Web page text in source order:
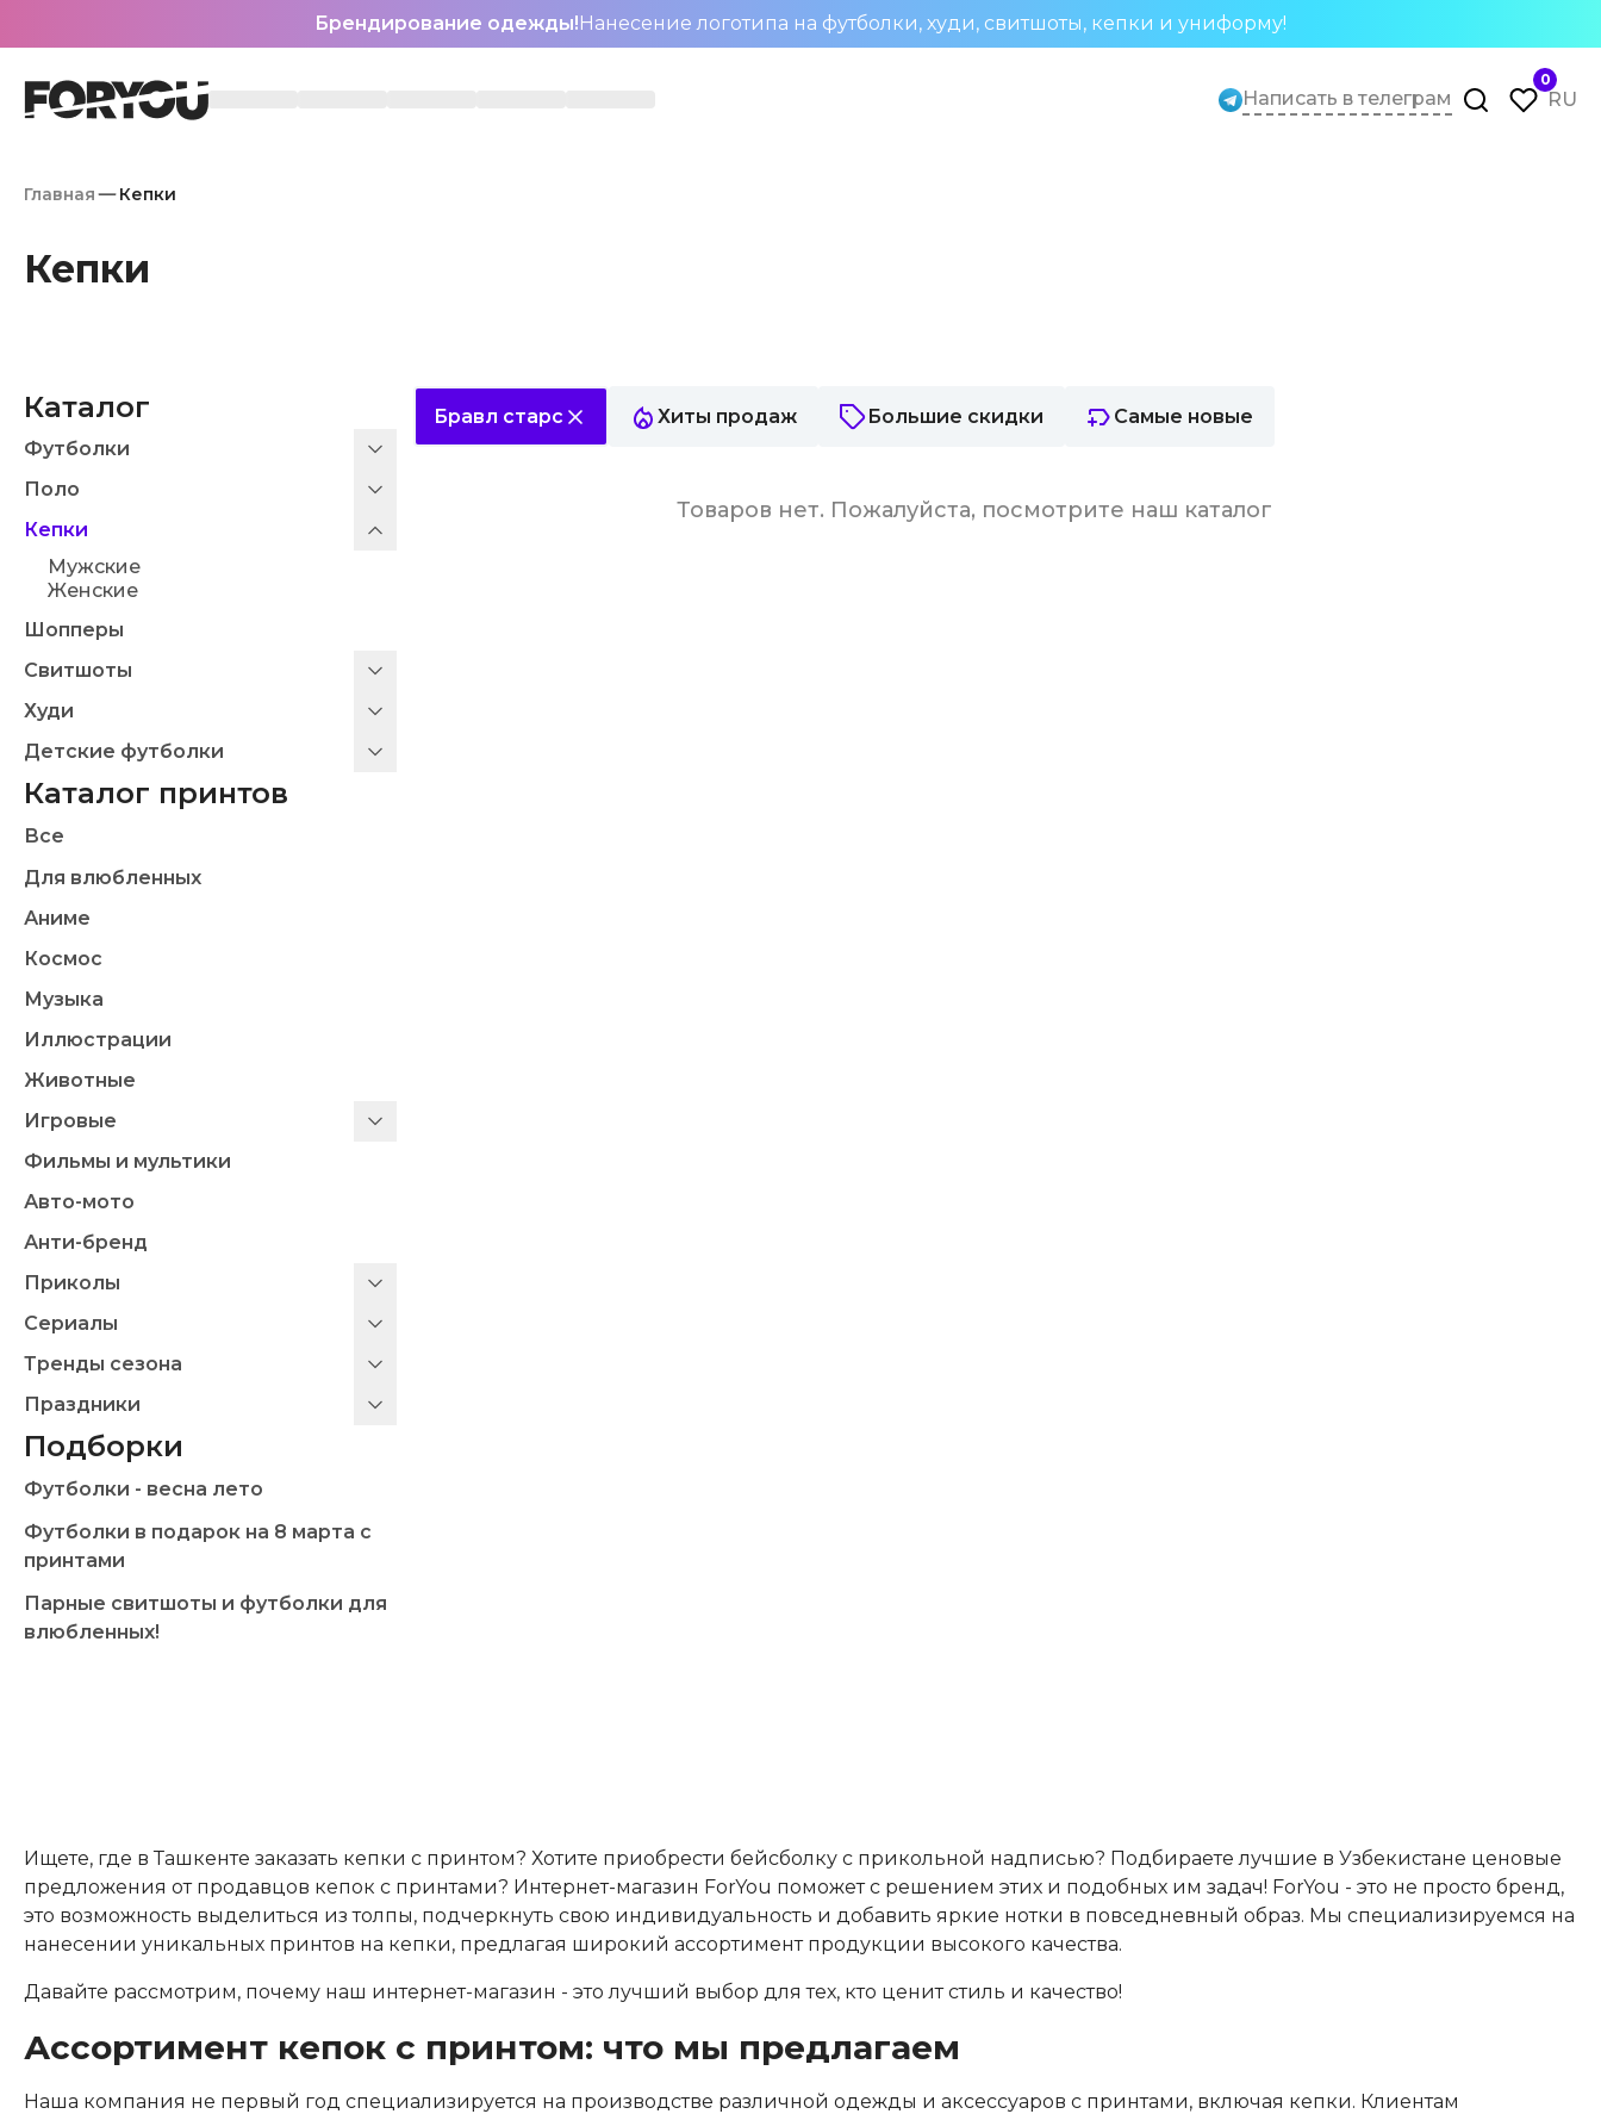
Брендирование одежды!Нанесение логотипа на футболки, худи, свитшоты, кепки и униформу!
Написать в телеграм
0
RU
Главная Кепки
Кепки
Каталог
Футболки
Поло
Кепки
Мужские
Женские
Шопперы
Свитшоты
Худи
Детские футболки
Каталог принтов
Все
Для влюбленных
Аниме
Космос
Музыка
Иллюстрации
Животные
Игровые
Фильмы и мультики
Авто-мото
Анти-бренд
Приколы
Сериалы
Тренды сезона
Праздники
Подборки
Футболки - весна лето
Футболки в подарок на 8 марта с
принтами
Парные свитшоты и футболки для
влюбленных!
Бравл старс Хиты продаж Большие скидки Самые новые
Товаров нет. Пожалуйста, посмотрите наш каталог
Ищете, где в Ташкенте заказать кепки с принтом? Хотите приобрести бейсболку с прикольной надписью? Подбираете лучшие в Узбекистане ценовые
предложения от продавцов кепок с принтами? Интернет-магазин ForYou поможет с решением этих и подобных им задач! ForYou - это не просто бренд,
это возможность выделиться из толпы, подчеркнуть свою индивидуальность и добавить яркие нотки в повседневный образ. Мы специализируемся на
нанесении уникальных принтов на кепки, предлагая широкий ассортимент продукции высокого качества.
Давайте рассмотрим, почему наш интернет-магазин - это лучший выбор для тех, кто ценит стиль и качество!
Ассортимент кепок с принтом: что мы предлагаем
Наша компания не первый год специализируется на производстве различной одежды и аксессуаров с принтами, включая кепки. Клиентам